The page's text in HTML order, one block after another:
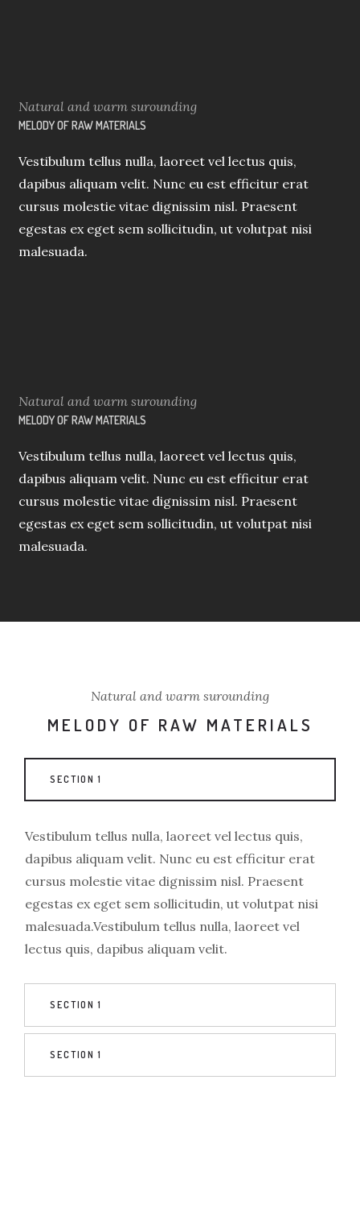
Natural and warm surounding
MELODY OF RAW MATERIALS
Vestibulum tellus nulla, laoreet vel lectus quis,
dapibus aliquam velit. Nunc eu est efficitur erat
cursus molestie vitae dignissim nisl. Praesent
egestas ex eget sem sollicitudin, ut volutpat nisi
malesuada.
Natural and warm surounding
MELODY OF RAW MATERIALS
Vestibulum tellus nulla, laoreet vel lectus quis,
dapibus aliquam velit. Nunc eu est efficitur erat
cursus molestie vitae dignissim nisl. Praesent
egestas ex eget sem sollicitudin, ut volutpat nisi
malesuada.
Natural and warm surounding
MELODY OF RAW MATERIALS
SECTION 1
Vestibulum tellus nulla, laoreet vel lectus quis,
dapibus aliquam velit. Nunc eu est efficitur erat
cursus molestie vitae dignissim nisl. Praesent
egestas ex eget sem sollicitudin, ut volutpat nisi
malesuada.Vestibulum tellus nulla, laoreet vel
lectus quis, dapibus aliquam velit.
SECTION 1
SECTION 1